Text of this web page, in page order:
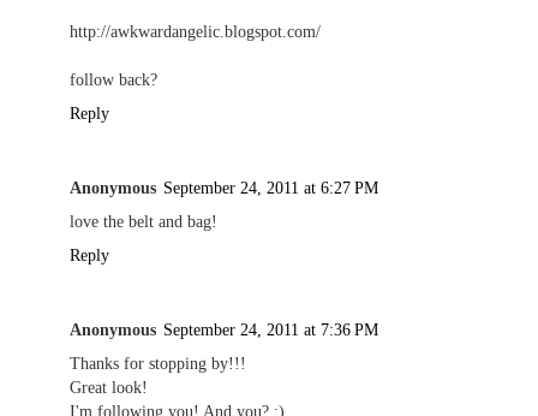
http://awkwardangelic.blogspot.com/
follow back?
Reply
Anonymous September 24, 2011 at 6:27 PM
love the belt and bag!
Reply
Anonymous September 24, 2011 at 7:36 PM
Thanks for stopping by!!!
Great look!
I'm following you! And you? :)